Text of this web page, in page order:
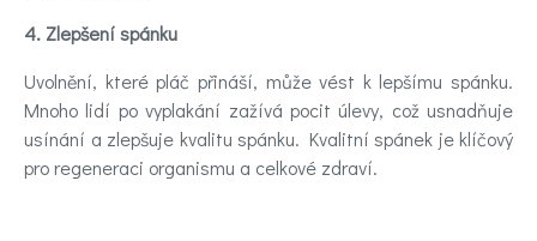
4. Zlepšení spánku
Uvolnění, které pláč přináší, může vést k lepšímu spánku.
Mnoho lidí po vyplakání zažívá pocit úlevy, což usnadňuje
usínání a zlepšuje kvalitu spánku. Kvalitní spánek je klíčový
pro regeneraci organismu a celkové zdraví.